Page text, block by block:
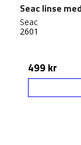
Seac linse
Seac
2601
499 kr